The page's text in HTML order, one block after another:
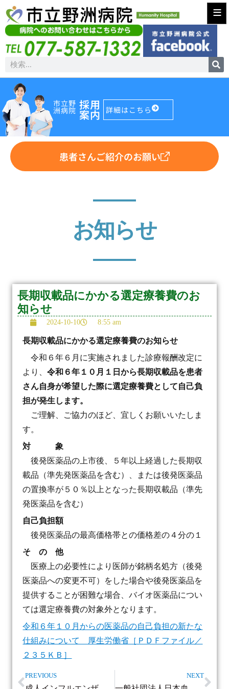
≡
市立野
洲病院 採用
案内 詳細はこちら
患者さんご紹介のお願い
お知らせ
長期収載品にかかる選定療養費のお
知らせ
2024-10-10 8:55 am
長期収載品にかかる選定療養費のお知らせ
令和６年６月に実施されました診療報酬改定に
より、令和６年１０月１日から長期収載品を患者
さん自身が希望した際に選定療養費として自己負
担が発生します。
ご理解、ご協力のほど、宜しくお願いいたしま
す。
対 象
後発医薬品の上市後、５年以上経過した長期収
載品（準先発医薬品を含む）、または後発医薬品
の置換率が５０％以上となった長期収載品（準先
発医薬品を含む）
自己負担額
後発医薬品の最高価格帯との価格差の４分の１
そ の 他
医療上の必要性により医師が銘柄名処方（後発
医薬品への変更不可）をした場合や後発医薬品を
提供することが困難な場合、バイオ医薬品につい
ては選定療養費の対象外となります。
令和６年１０月からの医薬品の自己負担の新たな
仕組みについて 厚生労働省［ＰＤＦファイル／
２３５ＫＢ］
PREVIOUS NEXT